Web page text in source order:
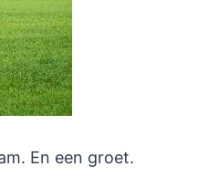
En een groet.